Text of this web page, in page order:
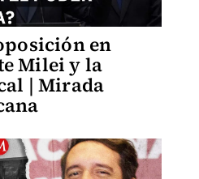
en
Milei y la
| Mirada